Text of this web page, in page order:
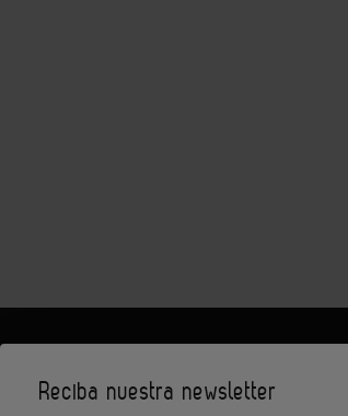
Reciba nuestra newsletter